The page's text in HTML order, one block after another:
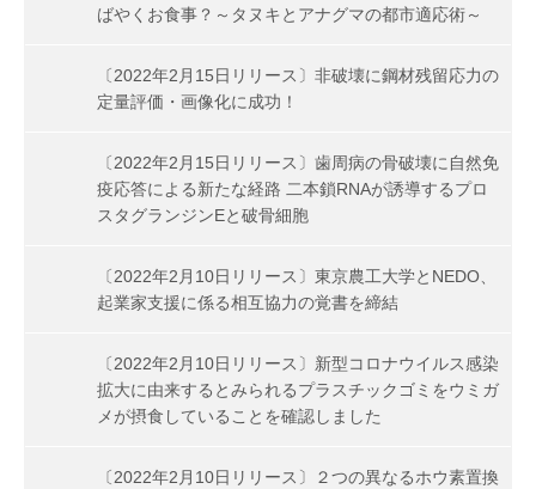
ばやくお食事？～タヌキとアナグマの都市適応術～
〔2022年2月15日リリース〕非破壊に鋼材残留応力の
定量評価・画像化に成功！
〔2022年2月15日リリース〕歯周病の骨破壊に自然免
疫応答による新たな経路 二本鎖RNAが誘導するプロ
スタグランジンEと破骨細胞
〔2022年2月10日リリース〕東京農工大学とNEDO、
起業家支援に係る相互協力の覚書を締結
〔2022年2月10日リリース〕新型コロナウイルス感染
拡大に由来するとみられるプラスチックゴミをウミガ
メが摂食していることを確認しました
〔2022年2月10日リリース〕２つの異なるホウ素置換